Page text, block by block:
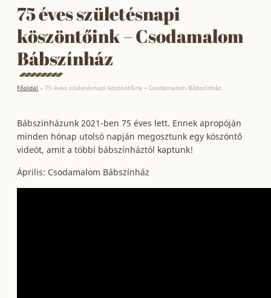
75 éves születésnapi
köszöntőink – Csodamalom
Bábszínház
Főoldal »75 éves születésnapi köszöntőink – Csodamalom Bábszínház
Bábszínházunk 2021-ben 75 éves lett. Ennek apropóján
minden hónap utolsó napján megosztunk egy köszöntő
videót, amit a többi bábszínháztól kaptunk!
Április: Csodamalom Bábszínház